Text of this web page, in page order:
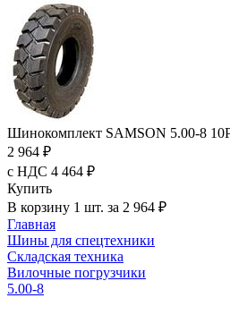
Шинокомплект SAMSON 5.00-8
2 964 ₽
с НДС 4 464 ₽
Купить
В корзину 1 шт. за 2 964 ₽
Главная
Шины для спецтехники
Складская техника
Вилочные погрузчики
5.00-8